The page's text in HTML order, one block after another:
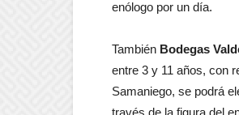
enólogo por un día.
También Bodegas
entre 3 y 11 años, con
Samaniego, se podrá